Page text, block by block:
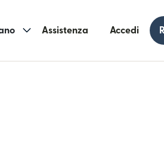
Assistenza Accedi